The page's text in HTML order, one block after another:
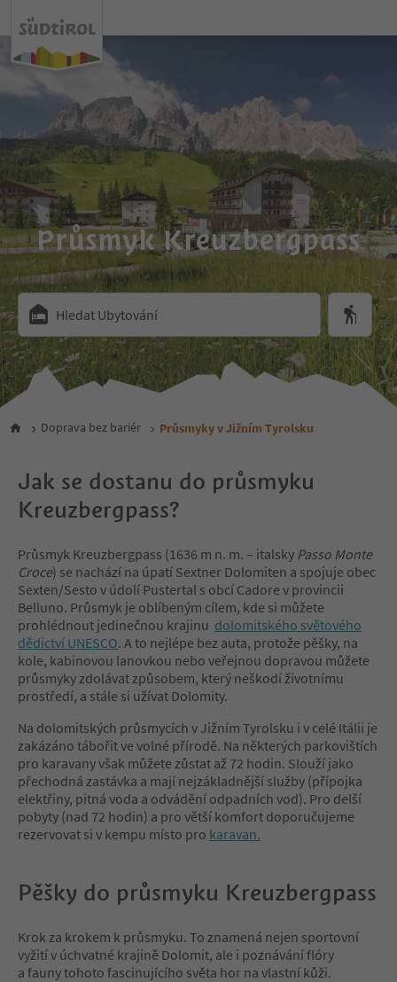
Průsmyk Kreuzbergpass
Hledat Ubytování
Doprava bez bariér Průsmyky v Jižním Tyrolsku
Jak se dostanu do průsmyku
Kreuzbergpass?
Průsmyk Kreuzbergpass (1636 m n. m. – italsky Passo Monte
Croce) se nachází na úpatí Sextner Dolomiten a spojuje obec
Sexten/Sesto v údolí Pustertal s obcí Cadore v provincii
Belluno. Průsmyk je oblíbeným cílem, kde si můžete
prohlédnout jedinečnou krajinu dolomitského světového
dědictví UNESCO. A to nejlépe bez auta, protože pěšky, na
kole, kabinovou lanovkou nebo veřejnou dopravou můžete
průsmyky zdolávat způsobem, který neškodí životnímu
prostředí, a stále si užívat Dolomity.
Na dolomitských průsmycích v Jižním Tyrolsku i v celé Itálii je
zakázáno tábořit ve volné přírodě. Na některých parkovištích
pro karavany však můžete zůstat až 72 hodin. Slouží jako
přechodná zastávka a mají nejzákladnější služby (přípojka
elektřiny, pitná voda a odvádění odpadních vod). Pro delší
pobyty (nad 72 hodin) a pro větší komfort doporučujeme
rezervovat si v kempu místo pro karavan.
Pěšky do průsmyku Kreuzbergpass
Krok za krokem k průsmyku. To znamená nejen sportovní
vyžití v úchvatné krajině Dolomit, ale i poznávání flóry
a fauny tohoto fascinujícího světa hor na vlastní kůži.